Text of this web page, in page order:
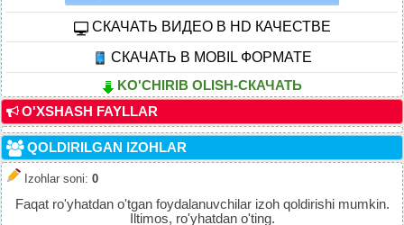
CКАЧАТЬ ВИДЕО В HD КАЧЕСТВЕ
СКАЧАТЬ В MOBIL ФОРМАТЕ
KO'CHIRIB OLISH-СКАЧАТЬ
O'XSHASH FAYLLAR
QOLDIRILGAN IZOHLAR
Izohlar soni: 0
Faqat ro'yhatdan o'tgan foydalanuvchilar izoh qoldirishi mumkin.
Iltimos, ro'yhatdan o'ting.